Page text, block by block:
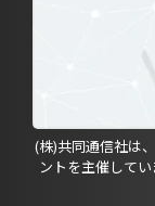
(株)共同通信社は
ントを主催して